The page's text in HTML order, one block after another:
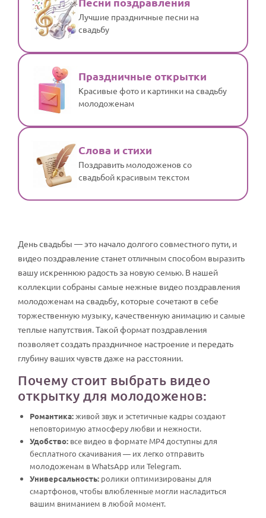
Лучшие праздничные песни на
свадьбу
Праздничные открытки
Красивые фото и картинки на свадьбу
молодоженам
Слова и стихи
Поздравить молодоженов со
свадьбой красивым текстом
День свадьбы — это начало долгого совместного пути, и
видео поздравление станет отличным способом выразить
вашу искреннюю радость за новую семью. В нашей
коллекции собраны самые нежные видео поздравления
молодоженам на свадьбу, которые сочетают в себе
торжественную музыку, качественную анимацию и самые
теплые напутствия. Такой формат поздравления
позволяет создать праздничное настроение и передать
глубину ваших чувств даже на расстоянии.
Почему стоит выбрать видео
открытку для молодоженов:
Романтика:живой звук и эстетичные кадры создают
неповторимую атмосферу любви и нежности.
Удобство: все видео в формате MP4 доступны для
бесплатного скачивания — их легко отправить
молодоженам в WhatsApp или Telegram.
Универсальность: ролики оптимизированы для
смартфонов, чтобы влюбленные могли насладиться
вашим вниманием в любой момент.